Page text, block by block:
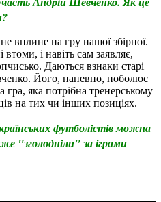
на гру нашої збірної.
і навіть сам заявляє,
Даються взнаки старі
Його, напевно, поболює
яка потрібна тренерському
на тих чи інших позиціях.
футболістів можна
"зголодніли" за іграми